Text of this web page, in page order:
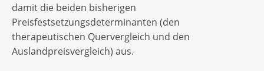
damit die beiden bisherigen
Preisfestsetzungsdeterminanten (den
therapeutischen Quervergleich und den
Auslandpreisvergleich) aus.